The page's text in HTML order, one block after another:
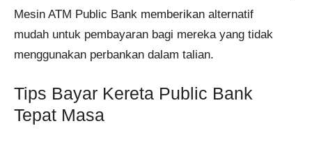
Mesin ATM Public Bank memberikan alternatif
mudah untuk pembayaran bagi mereka yang tidak
menggunakan perbankan dalam talian.
Tips Bayar Kereta Public Bank
Tepat Masa